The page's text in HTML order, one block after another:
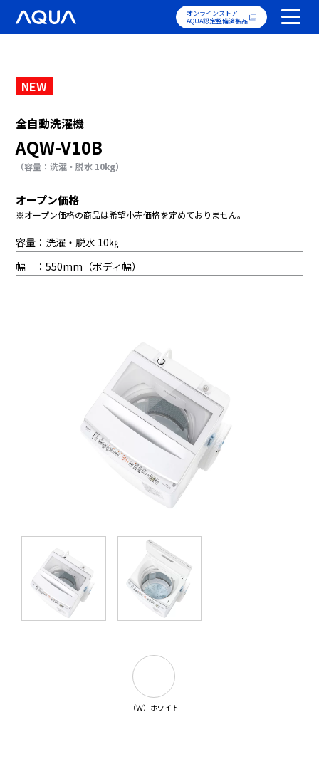
オンラインストア
AQUA認定整備済製品
NEW
全自動洗濯機
AQW-V10B
（容量：洗濯・脱水 10kg）
オープン価格
※オープン価格の商品は希望小売価格を定めておりません。
容量：洗濯・脱水 10㎏
幅 ：550mm（ボディ幅）
（Ｗ）ホワイト